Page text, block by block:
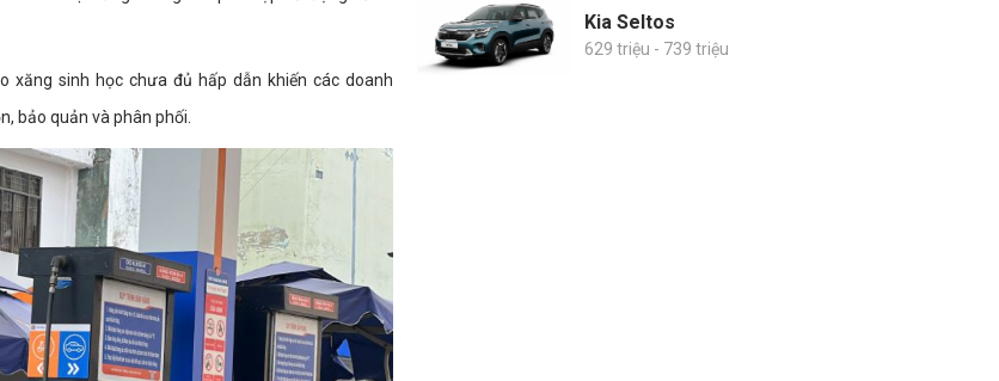
xăng sinh học chưa đủ hấp dẫn khiến các doanh
bảo quản và phân phối.
Kia Seltos
629 triệu - 739 triệu